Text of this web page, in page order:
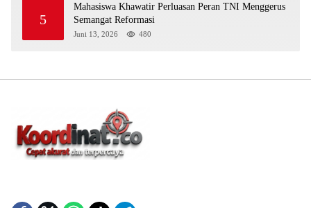
5
Mahasiswa Khawatir Perluasan Peran TNI Menggerus
Semangat Reformasi
Juni 13, 2026 480